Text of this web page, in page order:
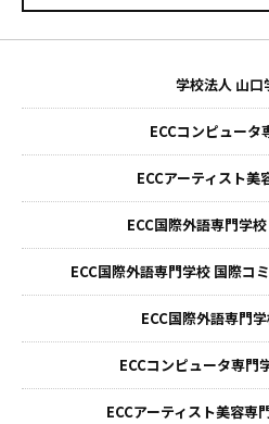
学校法人 山口
ECCコンピュータ
ECCアーティスト美
ECC国際外語専門学校
ECC国際外語専門学校 国際コ
ECC国際外語専門
ECCコンピュータ専門
ECCアーティスト美容専